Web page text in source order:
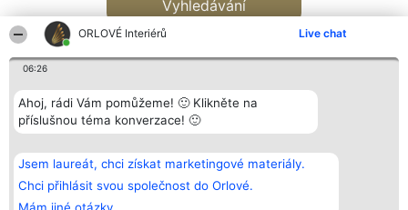
ORLOVÉ Interiérů Live chat
06:26
Ahoj, rádi Vám pomůžeme! 🙂 Klikněte na
příslušnou téma konverzace! 🙂
Jsem laureát, chci získat marketingové materiály.
Chci přihlásit svou společnost do Orlové.
Vyhledávání
Bright Side Solutions sp. z o.
o. sp. k.
ul. Ruska 22
Wrocław 50-079
KRS 0000749100 | Regon
Vítězové
Seznam všech
laureátů
Zásady
Kontakt